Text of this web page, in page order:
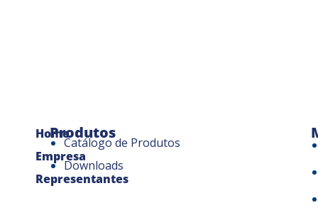
Home
Empresa
Representantes
Produtos
Catálogo de Produtos
Downloads